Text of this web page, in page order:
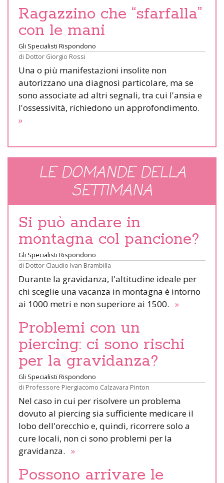
Ragazzino che “sfarfalla”
con le mani
Gli Specialisti Rispondono
di Dottor Giorgio Rossi
Una o più manifestazioni insolite non
autorizzano una diagnosi particolare, ma se
sono associate ad altri segnali, tra cui l'ansia e
l'ossessività, richiedono un approfondimento.
»
LE DOMANDE DELLA
SETTIMANA
Si può andare in
montagna col pancione?
Gli Specialisti Rispondono
di Dottor Claudio Ivan Brambilla
Durante la gravidanza, l'altitudine ideale per
chi sceglie una vacanza in montagna è intorno
ai 1000 metri e non superiore ai 1500. »
Problemi con un
piercing: ci sono rischi
per la gravidanza?
Gli Specialisti Rispondono
di Professore Piergiacomo Calzavara Pinton
Nel caso in cui per risolvere un problema
dovuto al piercing sia sufficiente medicare il
lobo dell'orecchio e, quindi, ricorrere solo a
cure locali, non ci sono problemi per la
gravidanza. »
Possono arrivare le